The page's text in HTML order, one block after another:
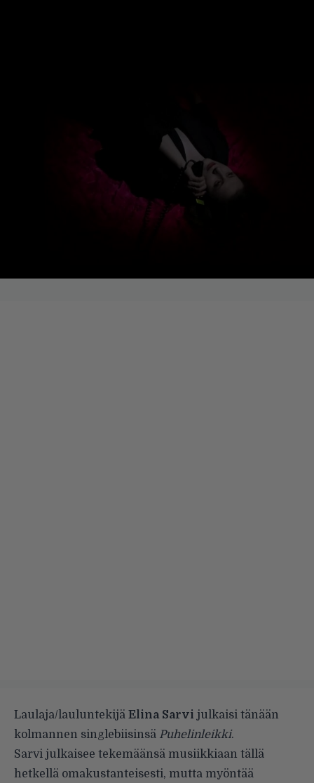
Laulaja/lauluntekijä Elina Sarvi julkaisi tänään
kolmannen singlebiisinsä Puhelinleikki.
Sarvi julkaisee tekemäänsä musiikkiaan tällä
hetkellä omakustanteisesti, mutta myöntää